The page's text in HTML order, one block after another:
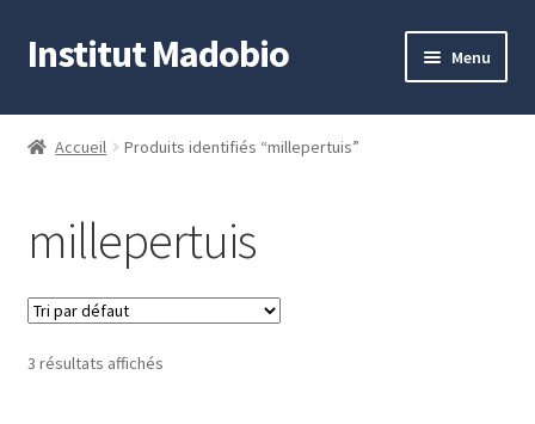
Aller
à
navigation
Aller
au
Institut Madobio Menu
Accueil
Mon compte
Panier
Validation de la commande
Accueil Produits identifiés “millepertuis”
millepertuis
3 résultats affichés